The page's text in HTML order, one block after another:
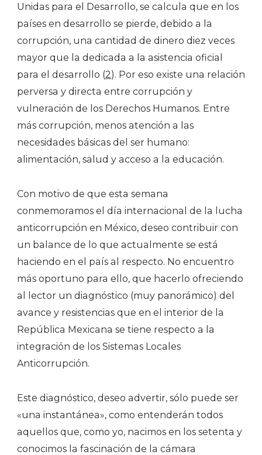
Unidas para el Desarrollo, se calcula que en los
países en desarrollo se pierde, debido a la
corrupción, una cantidad de dinero diez veces
mayor que la dedicada a la asistencia oficial
para el desarrollo (2). Por eso existe una relación
perversa y directa entre corrupción y
vulneración de los Derechos Humanos. Entre
más corrupción, menos atención a las
necesidades básicas del ser humano:
alimentación, salud y acceso a la educación.
Con motivo de que esta semana
conmemoramos el día internacional de la lucha
anticorrupción en México, deseo contribuir con
un balance de lo que actualmente se está
haciendo en el país al respecto. No encuentro
más oportuno para ello, que hacerlo ofreciendo
al lector un diagnóstico (muy panorámico) del
avance y resistencias que en el interior de la
República Mexicana se tiene respecto a la
integración de los Sistemas Locales
Anticorrupción.
Este diagnóstico, deseo advertir, sólo puede ser
«una instantánea», como entenderán todos
aquellos que, como yo, nacimos en los setenta y
conocimos la fascinación de la cámara